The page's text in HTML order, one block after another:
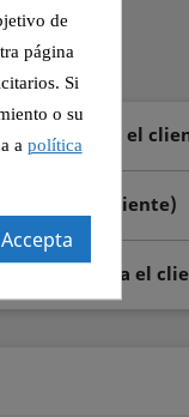
para el
para el cliente)
para el
de
página
Si
o su
a política
Accepta